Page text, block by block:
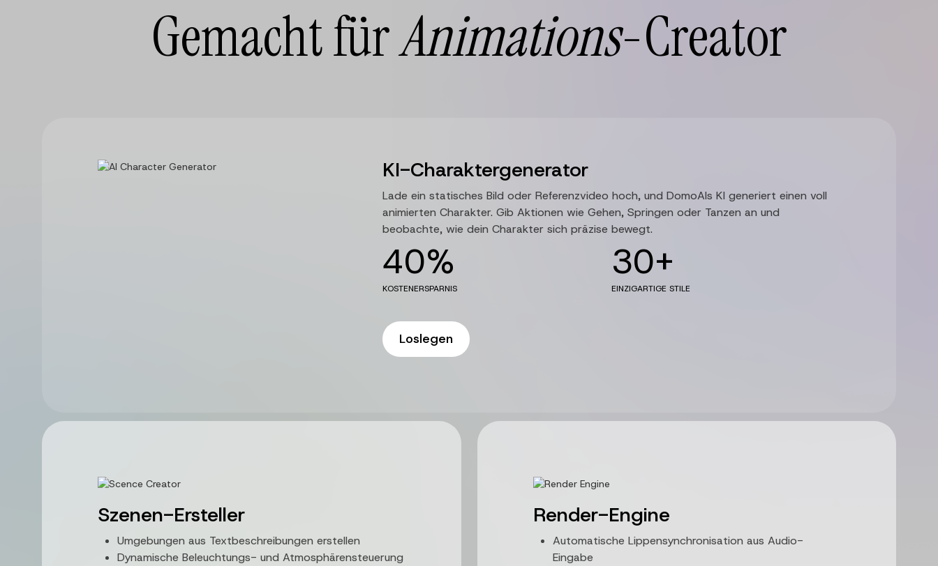
Gemacht fürAnimations-Creator
KI-Charaktergenerator
Lade ein statisches Bild oder Referenzvideo hoch, und DomoAIs KI generiert einen voll
animierten Charakter. Gib Aktionen wie Gehen, Springen oder Tanzen an und
beobachte, wie dein Charakter sich präzise bewegt.
40%
KOSTENERSPARNIS
30+
EINZIGARTIGE STILE
Loslegen
Szenen-Ersteller
Umgebungen aus Textbeschreibungen erstellen
Dynamische Beleuchtungs- und Atmosphärensteuerung
Render-Engine
Automatische Lippensynchronisation aus Audio-
Eingabe